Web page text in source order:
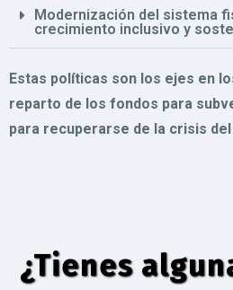
Modernización del sistema
crecimiento inclusivo y
Estas políticas son los ejes en
reparto de los fondos para
para recuperarse de la crisis del
¿Tienes